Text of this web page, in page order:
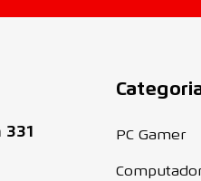
PC Gamer